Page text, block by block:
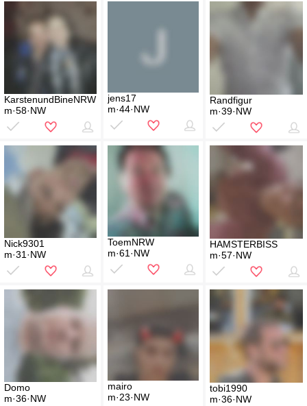
KarstenundBineNRW
m·58·NW
jens17
m·44·NW
Randfigur
m·39·NW
Nick9301
m·31·NW
ToemNRW
m·61·NW
HAMSTERBISS
m·57·NW
Domo
m·36·NW
mairo
m·23·NW
tobi1990
m·36·NW